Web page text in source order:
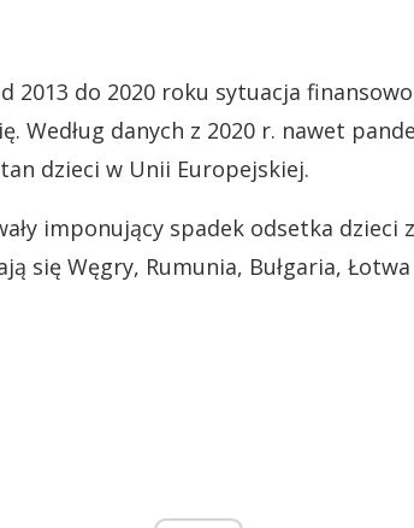
2013 do 2020 roku sytuacja
Według danych z 2020 r. nawet
dzieci w Unii Europejskiej.
imponujący spadek odsetka dzieci
się Węgry, Rumunia, Bułgaria,